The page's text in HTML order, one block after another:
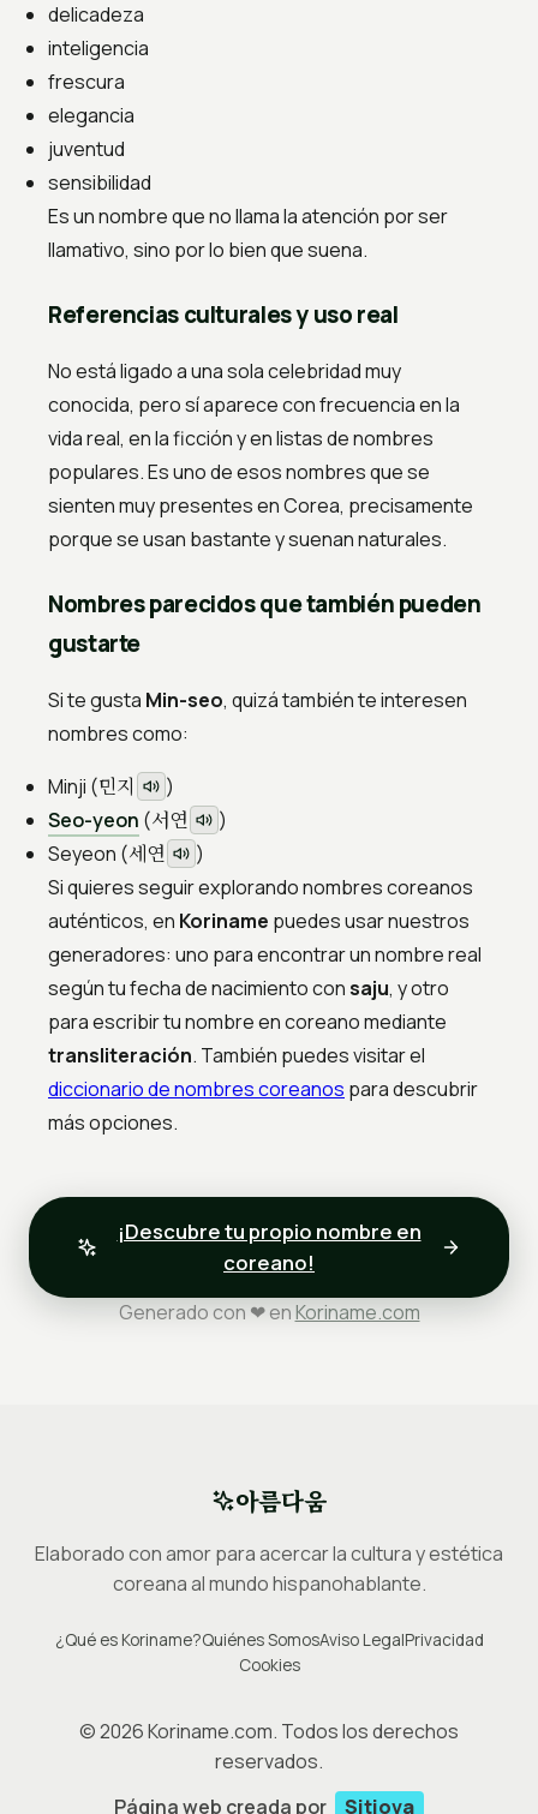
delicadeza
inteligencia
frescura
elegancia
juventud
sensibilidad
Es un nombre que no llama la atención por ser
llamativo, sino por lo bien que suena.
Referencias culturales y uso real
No está ligado a una sola celebridad muy
conocida, pero sí aparece con frecuencia en la
vida real, en la ficción y en listas de nombres
populares. Es uno de esos nombres que se
sienten muy presentes en Corea, precisamente
porque se usan bastante y suenan naturales.
Nombres parecidos que también pueden
gustarte
Si te gusta Min-seo, quizá también te interesen
nombres como:
Minji (민지
)
Seo-yeon (서연
)
Seyeon (세연
)
Si quieres seguir explorando nombres coreanos
auténticos, en Koriname puedes usar nuestros
generadores: uno para encontrar un nombre real
según tu fecha de nacimiento consaju, y otro
para escribir tu nombre en coreano mediante
transliteración. También puedes visitar el
diccionario de nombres coreanos para descubrir
más opciones.
¡Descubre tu propio nombre en
coreano!
Generado con ❤ en Koriname.com
아름다움
Elaborado con amor para acercar la cultura y estética
coreana al mundo hispanohablante.
¿Qué es Koriname?Quiénes SomosAviso LegalPrivacidad
Cookies
©2026Koriname.com. Todos los derechos
reservados.
Página web creada por
Sitiova